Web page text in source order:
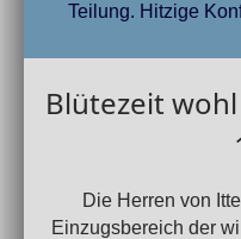
Teilung. Hitzige
Blütezeit
Die Herren von
Einzugsbereich der